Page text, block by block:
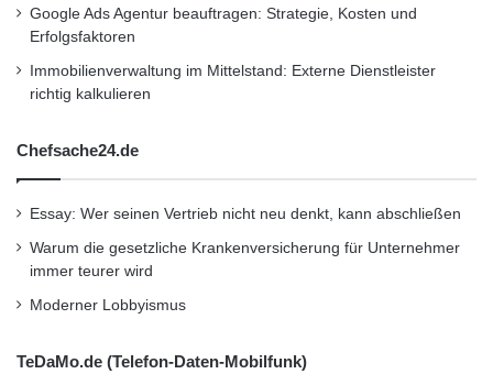
sollte immer an die Beladung angepasst
werden. Vor einer Urlaubsreise mit
vollbeladenem Auto, sollte man den Luftdruck
gering ist, fährt sich das Auto schwieriger, und
zusätzlicher Hitzeentwicklung und höherem
Verschleiß.
Google Ads Agentur beauftragen: Strategie, Kosten und
Erfolgsfaktoren
Immobilienverwaltung im Mittelstand: Externe Dienstleister
richtig kalkulieren
Chefsache24.de
Essay: Wer seinen Vertrieb nicht neu denkt, kann abschließen
Warum die gesetzliche Krankenversicherung für Unternehmer
immer teurer wird
Moderner Lobbyismus
TeDaMo.de (Telefon-Daten-Mobilfunk)